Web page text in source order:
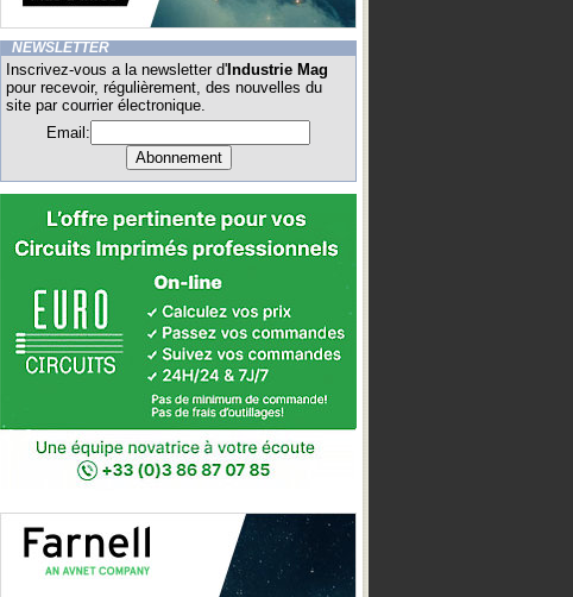
NEWSLETTER
Inscrivez-vous a la newsletter d' Industrie Mag
pour recevoir, régulièrement, des nouvelles du
site par courrier électronique.
Email: